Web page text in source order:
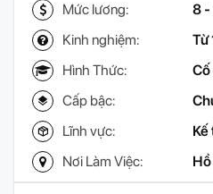
Mức lương:
8 -
Kinh nghiệm:
Từ
Hình Thức:
Cấp bậc:
Lĩnh vực:
Kế
Nơi Làm Việc: